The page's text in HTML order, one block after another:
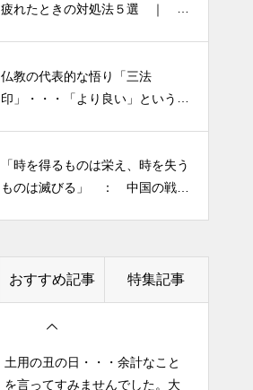
疲れたときの対処法５選 ｜ 心
仏教の代表的な悟り「三法
印」・・・「より良い」という気
「時を得るものは栄え、時を失う
ものは滅びる」 ： 中国の戦国
おすすめ記事 特集記事
ずかしぃ～ (〃ﾉωﾉ)
2026 今年初めての投稿・・・
を言ってすみませんでした。大
人気なかったですね・・・